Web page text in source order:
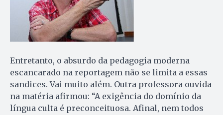
Entretanto, o absurdo da pedagogia moderna
escancarado na reportagem não se limita a essas
sandices. Vai muito além. Outra professora ouvida
na matéria afirmou: “A exigência do domínio da
língua culta é preconceituosa. Afinal, nem todos